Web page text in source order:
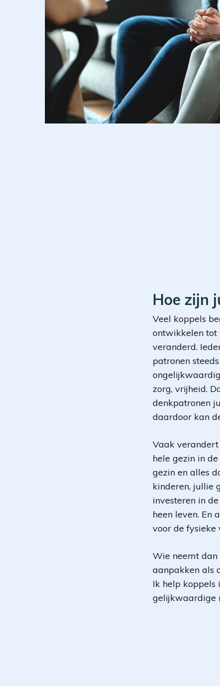
Hoe zijn
Veel koppels
ontwikkelen tot
veranderd.
patronen
zorg, vrijheid.
denkpatronen
daardoor kan
Vaak
hele gezin in
gezin en alles
kinderen, jullie
investeren in
heen leven. En
voor de fysieke
Wie neemt dan
aanpakken als
Ik help koppels
gelijkwaardige